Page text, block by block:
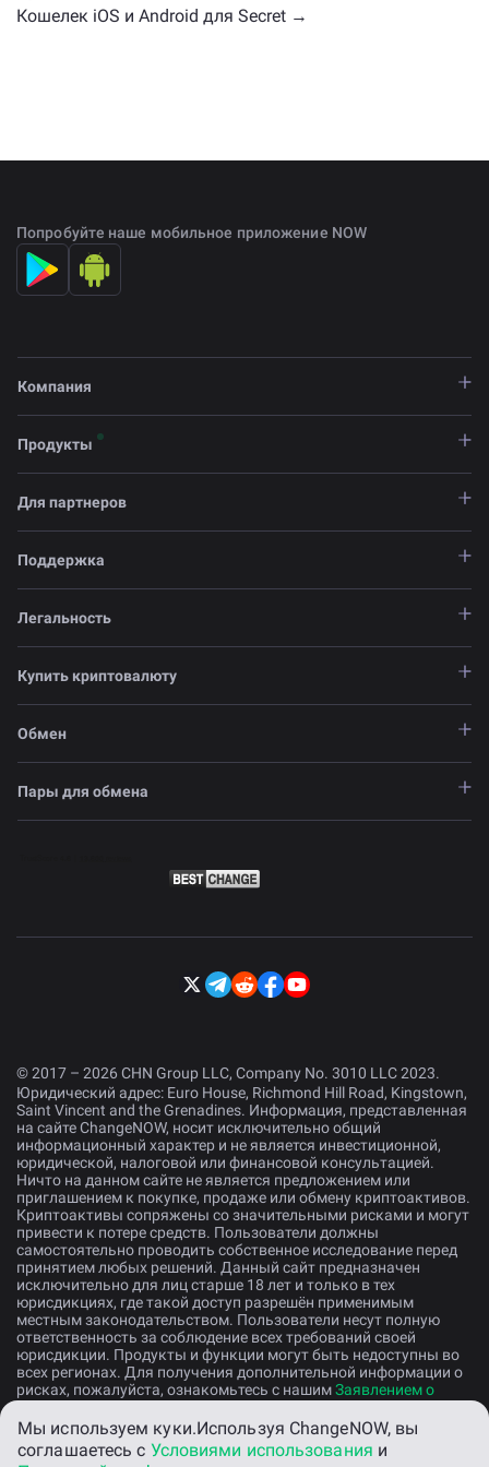
Кошелек iOS и Android для Secret →
Попробуйте наше мобильное приложение NOW
Компания
Продукты
Для партнеров
Поддержка
Легальность
Купить криптовалюту
Обмен
Пары для обмена
© 2017 – 2026 CHN Group LLC, Company No. 3010 LLC 2023.
Юридический адрес: Euro House, Richmond Hill Road, Kingstown,
Saint Vincent and the Grenadines. Информация, представленная
на сайте ChangeNOW, носит исключительно общий
информационный характер и не является инвестиционной,
юридической, налоговой или финансовой консультацией.
Ничто на данном сайте не является предложением или
приглашением к покупке, продаже или обмену криптоактивов.
Криптоактивы сопряжены со значительными рисками и могут
привести к потере средств. Пользователи должны
самостоятельно проводить собственное исследование перед
принятием любых решений. Данный сайт предназначен
исключительно для лиц старше 18 лет и только в тех
юрисдикциях, где такой доступ разрешён применимым
местным законодательством. Пользователи несут полную
ответственность за соблюдение всех требований своей
юрисдикции. Продукты и функции могут быть недоступны во
всех регионах. Для получения дополнительной информации о
рисках, пожалуйста, ознакомьтесь с нашимЗаявлением о
Русский
Мы используем куки.Используя ChangeNOW, вы
соглашаетесь с Условиями использования и